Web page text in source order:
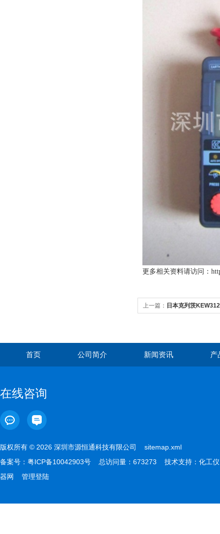
更多相关资料请访问：
上一篇： 日本克列茨
首页 公司简介 新闻资讯 产
在线咨询
版权所有 © 2026 深圳市源恒通科技有限公司 sitemap.xml
备案号： 粤ICP备10042903号 总访问量：673273 技术支持： 化工仪
器网
管理登陆